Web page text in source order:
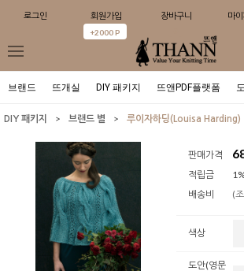
로그인 회원가입
+2000 P
장바구니 마
브랜드 뜨개실 DIY 패키지 뜨앤PDF플랫폼
DIY 패키지 > 브랜드 별 > 루이자하딩(Louisa Harding)
판매가격
적립금
배송비
(
색상
도안(영문